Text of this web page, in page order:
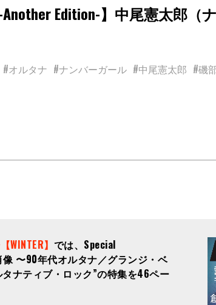
-Another Edition-】中尾憲太郎
#オルタナ #ナンバーガール #中尾憲太郎 #磯
】 では、Special
〜90年代オルタナ／グランジ・ベ
ナティブ・ロック”の特集を46ペー